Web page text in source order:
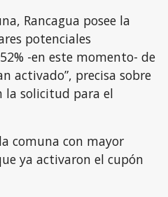
Rancagua posee la
potenciales
-en este momento- de
activado”, precisa sobre
la solicitud para el
comuna con mayor
ya activaron el cupón